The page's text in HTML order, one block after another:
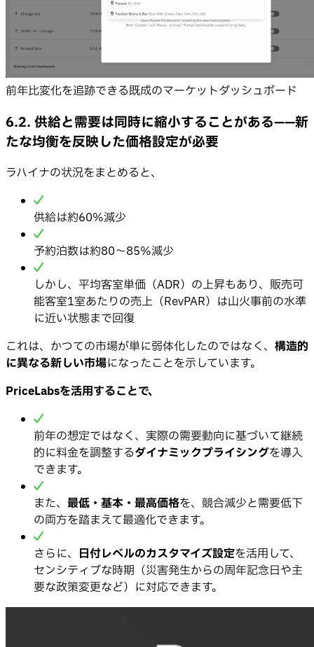
前年比変化を追跡できる既成のマーケットダッシュボード
6.2. 供給と需要は同時に縮小することがある——新
たな均衡を反映した価格設定が必要
ラハイナの状況をまとめると、
供給は約60%減少
予約泊数は約80〜85%減少
しかし、平均客室単価（ADR）の上昇もあり、販売可
能客室1室あたりの売上（RevPAR）は山火事前の水準
に近い状態まで回復
これは、かつての市場が単に弱体化したのではなく、 構造的
に異なる新しい市場になったことを示しています。
PriceLabsを活用することで、
前年の想定ではなく、実際の需要動向に基づいて継続
的に料金を調整するダイナミックプライシングを導入
できます。
また、 最低・基本・最高価格を、競合減少と需要低下
の両方を踏まえて最適化できます。
さらに、 日付レベルのカスタマイズ設定を活用して、
センシティブな時期（災害発生からの周年記念日や主
要な政策変更など）に対応できます。